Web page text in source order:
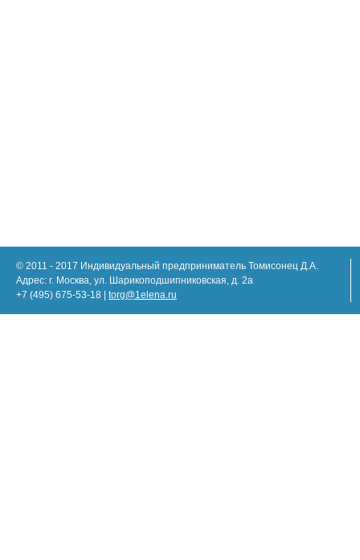
© 2011 - 2017 Индивидуальный предприниматель Томисонец Д.А.
Адрес: г. Москва, ул. Шарикоподшипниковская, д. 2а
+7 (495) 675-53-18 | torg@1elena.ru